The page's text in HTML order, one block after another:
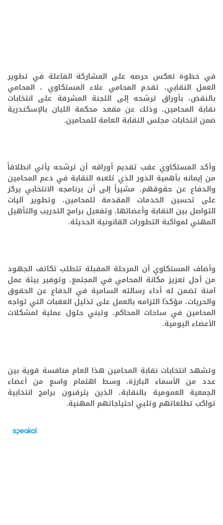
في خطوة تعكس حرصه على المشاركة الفاعلة في تطوير
العمل النقابي، تقدم المحامي علاء المستكاوي ، المحامي
بالنقض، بأوراق ترشحه إلى اللجنة المشرفة على انتخابات
نقابة المحامين، وذلك عن مقعد محكمة اللبان بالإسكندرية
ضمن انتخابات مجلس النقابة العامة للمحامين.
وأكد المستكاوي عقب تقديم أوراقه أن ترشحه يأتي انطلاقاً
من إيمانه بأهمية الدور الذي تلعبه النقابة في دعم المحامين
والدفاع عن حقوقهم، مشيراً إلى أن برنامجه الانتخابي يركز
على تحسين الخدمات المقدمة للمحامين، وتطوير آليات
التواصل بين النقابة وأعضائها، وتفعيل برامج التدريب والتأهيل
المهني لمواكبة التطورات القانونية الحديثة.
وأضاف المستكاوي أن المرحلة المقبلة تتطلب تكاتف الجهود
من أجل تعزيز مكانة المحامي في المجتمع، وتوفير بيئة عمل
آمنة تضمن له أداء رسالته السامية في الدفاع عن الحقوق
والحريات، مؤكدًا التزامه بالعمل على تذليل العقبات التي تواجه
المحامين في ساحات المحاكم، وتبني حلول عملية لمشكلات
الأعضاء اليومية.
وتشهد انتخابات نقابة المحامين هذا العام منافسة قوية بين
عدد من الأسماء البارزة، وسط اهتمام واسع من أعضاء
الجمعية العمومية بالنقابة، الذين يترقبون برامج انتخابية
تواكب تطلعاتهم وتلبي احتياجاتهم المهنية.